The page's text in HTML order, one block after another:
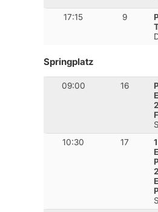
17:15 9
Springplatz
09:00 16
10:30 17